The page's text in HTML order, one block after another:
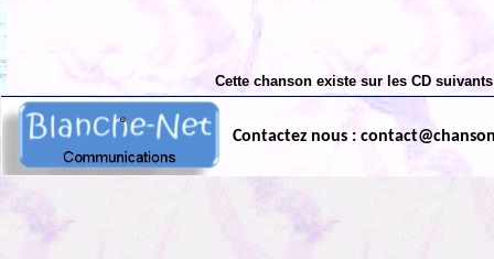
Cette chanson existe sur les CD
Contactez nous :